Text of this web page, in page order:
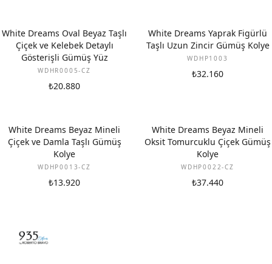
White Dreams Oval Beyaz Taşlı
Çiçek ve Kelebek Detaylı
Gösterişli Gümüş Yüz
WDHR0005-CZ
₺20.880
White Dreams Yaprak Figürlü
Taşlı Uzun Zincir Gümüş Kolye
WDHP1003
₺32.160
White Dreams Beyaz Mineli
Çiçek ve Damla Taşlı Gümüş
Kolye
WDHP0013-CZ
₺13.920
White Dreams Beyaz Mineli
Oksit Tomurcuklu Çiçek Gümüş
Kolye
WDHP0022-CZ
₺37.440